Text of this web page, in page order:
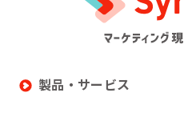
製品・サービス